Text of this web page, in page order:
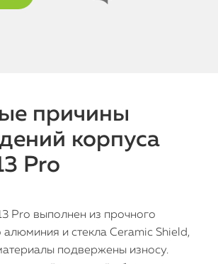
причины
корпуса
Pro
Pro выполнен из прочного
алюминия и стекла Ceramic Shield,
подвержены износу.